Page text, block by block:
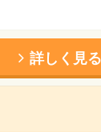
詳しく見る